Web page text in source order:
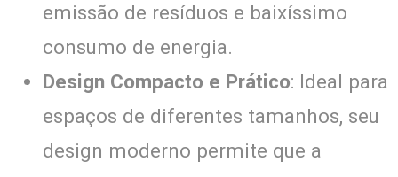
emissão de resíduos e baixíssimo
consumo de energia.
Design Compacto e Prático: Ideal para
espaços de diferentes tamanhos, seu
design moderno permite que a